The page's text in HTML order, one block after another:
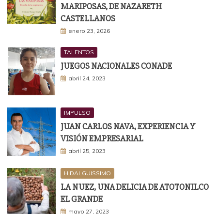
MARIPOSAS, DE NAZARETH
CASTELLANOS
enero 23, 2026
TALENTOS
JUEGOS NACIONALES CONADE
abril 24, 2023
IMPULSO
JUAN CARLOS NAVA, EXPERIENCIA Y
VISIÓN EMPRESARIAL
abril 25, 2023
HIDALGUISSIMO
LA NUEZ, UNA DELICIA DE ATOTONILCO
EL GRANDE
mayo 27, 2023